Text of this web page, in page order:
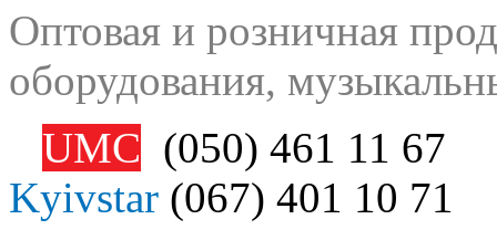
Оптовая и розничная
оборудования,
UMC (050) 461 11 67
Kyivstar (067) 401 10 71